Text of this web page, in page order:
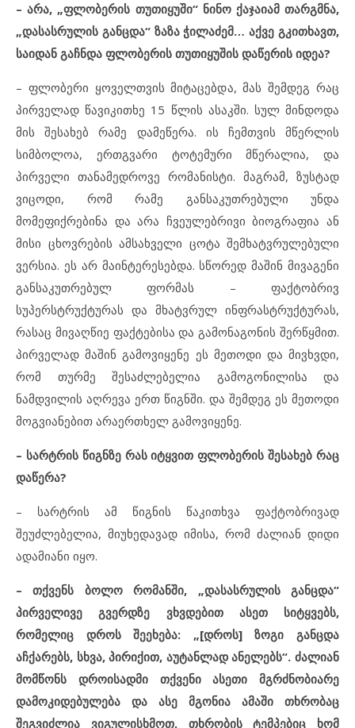
– არა, „ფლობერის თუთიყუში“ ნინო ქაჯაიამ თარგმნა,
„დასასრულის განცდა“ ზაზა ჭილაძემ… აქვე გკითხავთ,
საიდან გაჩნდა ფლობერის თუთიყუშის დაწერის იდეა?
– ფლობერი ყოველთვის მიტაცებდა, მას შემდეგ რაც
პირველად წავიკითხე 15 წლის ასაკში. სულ მინდოდა
მის შესახებ რამე დამეწერა. ის ჩემთვის მწერლის
სიმბოლოა, ერთგვარი ტოტემური მწერალია, და
პირველი თანამედროვე რომანისტი. მაგრამ, ზუსტად
ვიცოდი, რომ რამე განსაკუთრებული უნდა
მომეფიქრებინა და არა ჩვეულებრივი ბიოგრაფია ან
მისი ცხოვრების ამსახველი ცოტა შემხატვრულებული
ვერსია. ეს არ მაინტერესებდა. სწორედ მაშინ მივაგენი
განსაკუთრებულ ფორმას – ფაქტობრივ
სუპერსტრუქტურას და მხატვრულ ინფრასტრუქტურას,
რასაც მივაღწიე ფაქტებისა და გამონაგონის შერწყმით.
პირველად მაშინ გამოვიყენე ეს მეთოდი და მივხვდი,
რომ თურმე შესაძლებელია გამოგონილისა და
ნამდვილის აღრევა ერთ წიგნში. და შემდეგ ეს მეთოდი
მოგვიანებით არაერთხელ გამოვიყენე.
– სარტრის წიგნზე რას იტყვით ფლობერის შესახებ რაც
დაწერა?
– სარტრის ამ წიგნის წაკითხვა ფაქტობრივად
შეუძლებელია, მიუხედავად იმისა, რომ ძალიან დიდი
ადამიანი იყო.
– თქვენს ბოლო რომანში, „დასასრულის განცდა“
პირველივე გვერდზე ვხვდებით ასეთ სიტყვებს,
რომელიც დროს შეეხება: „[დროს] ზოგი განცდა
აჩქარებს, სხვა, პირიქით, აუტანლად ანელებს“. ძალიან
მომწონს დროისადმი თქვენი ასეთი მგრძნობიარე
დამოკიდებულება და ასე მგონია ამაში თხრობაც
შეგვიძლია ვიგულისხმოთ, თხრობის ტემპებიც ხომ